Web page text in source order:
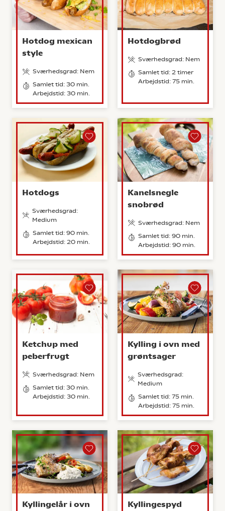
Hotdog mexican
style
Sværhedsgrad: Nem
Samlet tid: 30 min.
Arbejdstid: 30 min.
Hotdogbrød
Sværhedsgrad: Nem
Samlet tid: 2 timer
Arbejdstid: 75 min.
Hotdogs
Sværhedsgrad:
Medium
Samlet tid: 90 min.
Arbejdstid: 20 min.
Kanelsnegle
snobrød
Sværhedsgrad: Nem
Samlet tid: 90 min.
Arbejdstid: 90 min.
Ketchup med
peberfrugt
Sværhedsgrad: Nem
Samlet tid: 30 min.
Arbejdstid: 30 min.
Kylling i ovn med
grøntsager
Sværhedsgrad:
Medium
Samlet tid: 75 min.
Arbejdstid: 75 min.
Kyllingelår i ovn
Kyllingespyd